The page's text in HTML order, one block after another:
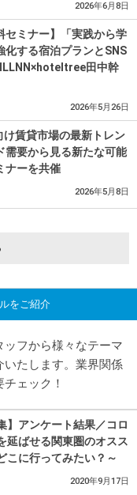
2026年6月8日
セミナー】「実践から学
化する宿泊プランとSNS
田中幹
2026年5月26日
け賃貸市場の最新トレン
需要から見る新たな可能
ナーを共催
2026年5月8日
をご紹介
フから様々なテーマ
いたします。業界関係
ェック！
】アンケート結果／コロ
延ばせる関東圏のオスス
こに行ってみたい？～
2020年9月17日